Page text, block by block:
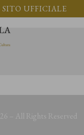
SITO UFFICIALE
– All Rights Reserved